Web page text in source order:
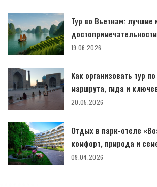
Тур во Вьетнам: лучшие
19.06.2026
Как организовать тур
маршрута, гида и
20.05.2026
Отдых в парк-отеле
комфорт, природа и
09.04.2026